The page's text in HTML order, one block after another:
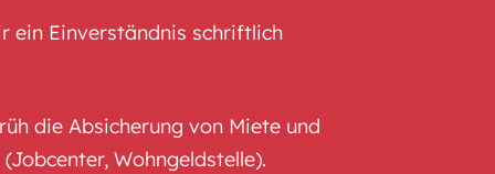
ein Einverständnis schriftlich
die Absicherung von Miete und
(Jobcenter, Wohngeldstelle).